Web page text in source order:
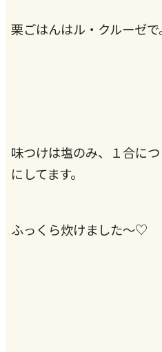
栗ごはんはル・クルーゼで
味つけは塩のみ、１合に
にしてます。
ふっくら炊けました〜♡